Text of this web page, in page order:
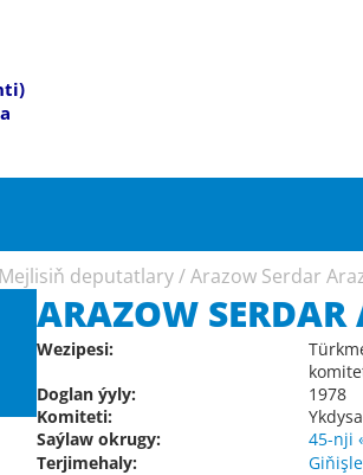
Mejlisiň deputatlary /Arazow Serdar
ARAZOW
Wezipesi:
Doglan ýyly:
1978
Komiteti:
Saýlaw okrugy:
45-nji
Terjimehaly: